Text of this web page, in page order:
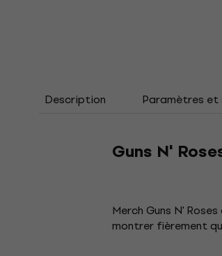
Description Paramètres
Guns N'
Merch Guns N'
montrer fièrement